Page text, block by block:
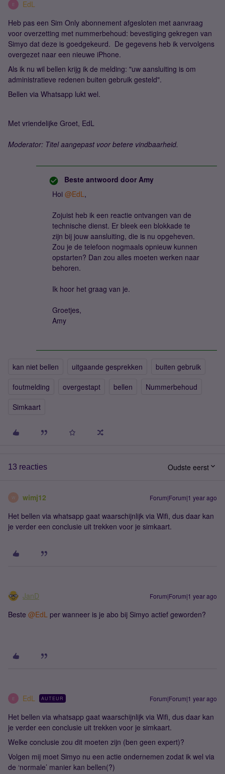
E
EdL
Heb pas een Sim Only abonnement afgesloten met aanvraag
voor overzetting met nummerbehoud: bevestiging gekregen van
Simyo dat deze is goedgekeurd. De gegevens heb ik vervolgens
overgezet naar een nieuwe iPhone.
Als ik nu wil bellen krijg ik de melding: "uw aansluiting is om
administratieve redenen buiten gebruik gesteld".
Bellen via Whatsapp lukt wel.
Met vriendelijke Groet, EdL
Moderator: Titel aangepast voor betere vindbaarheid.
Beste antwoord door Amy
Hoi ​ @EdL,
Zojuist heb ik een reactie ontvangen van de
technische dienst. Er bleek een blokkade te
zijn bij jouw aansluiting, die is nu opgeheven.
Zou je de telefoon nogmaals opnieuw kunnen
opstarten? Dan zou alles moeten werken naar
behoren.
Ik hoor het graag van je.
Groetjes,
Amy
kan niet bellen uitgaande gesprekken
buiten gebruik
foutmelding
overgestapt bellen
Nummerbehoud
Simkaart
13 reacties Oudste eerst
W wimj12 Forum|Forum|1 year ago
Het bellen via whatsapp gaat waarschijnlijk via Wifi, dus daar kan
je verder een conclusie uit trekken voor je simkaart.
JanD Forum|Forum|1 year ago
Beste ​ @EdL per wanneer is je abo bij Simyo actief geworden?
E EdL AUTEUR Forum|Forum|1 year ago
Het bellen via whatsapp gaat waarschijnlijk via Wifi, dus daar kan
je verder een conclusie uit trekken voor je simkaart.
Welke conclusie zou dit moeten zijn (ben geen expert)?
Volgen mij moet Simyo nu een actie ondernemen zodat ik wel via
de ‘normale’ manier kan bellen(?)